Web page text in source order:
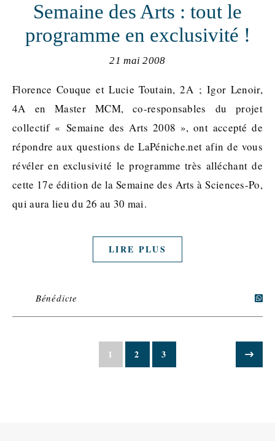
Semaine des Arts : tout le
programme en exclusivité !
21 mai 2008
Florence Couque et Lucie Toutain, 2A ; Igor Lenoir,
4A en Master MCM, co-responsables du projet
collectif « Semaine des Arts 2008 », ont accepté de
répondre aux questions de LaPéniche.net afin de vous
révéler en exclusivité le programme très alléchant de
cette 17e édition de la Semaine des Arts à Sciences-Po,
qui aura lieu du 26 au 30 mai.
LIRE PLUS
Bénédicte
1 2 3